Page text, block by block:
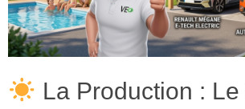
La Production :